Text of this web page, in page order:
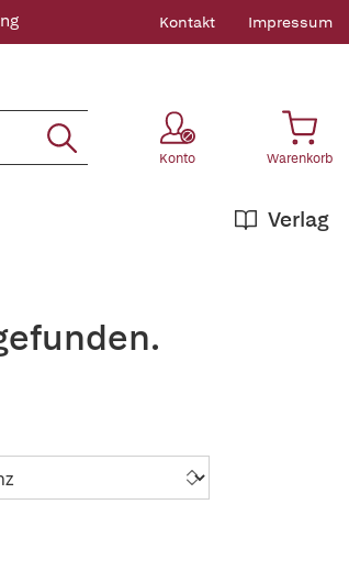
Kontakt Impressum
Konto Warenkorb
Verlag